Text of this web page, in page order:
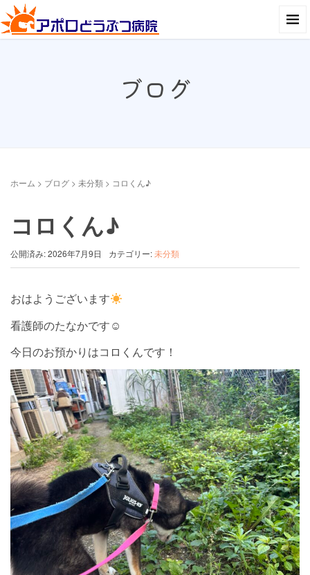
ブログ
ホーム > ブログ > 未分類 > コロくん♪
コロくん♪
公開済み: 2026年7月9日 カテゴリー:未分類
おはようございます
看護師のたなかです☺︎
今日のお預かりはコロくんです！